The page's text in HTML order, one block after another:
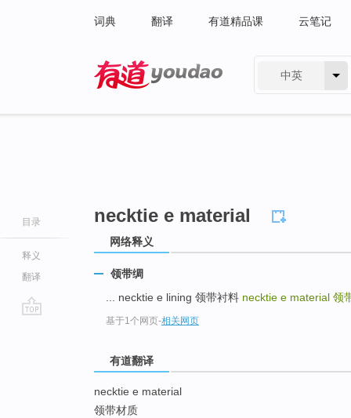
词典 翻译 有道精品课 云笔记
中英
目录
释义
翻译
necktie e material
网络释义
领带绸
... necktie e lining 领带衬料 necktie e material 领
基于1个网页-相关网页
有道翻译
necktie e material
领带材质